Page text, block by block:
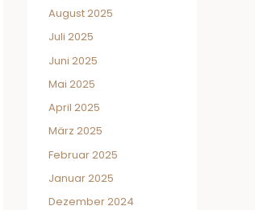
August 2025
Juli 2025
Juni 2025
Mai 2025
April 2025
März 2025
Februar 2025
Januar 2025
Dezember 2024